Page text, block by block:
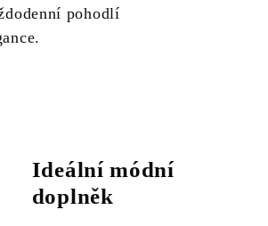
pohodlí
Ideální módní
doplněk